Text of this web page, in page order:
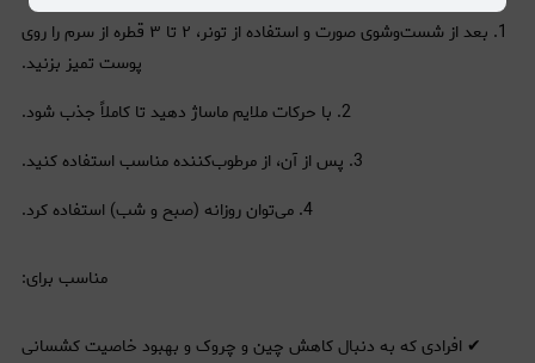
1. بعد از شست‌وشوی صورت و استفاده از تونر، ۲ تا ۳ قطره از سرم را روی
پوست تمیز بزنید.
2. با حرکات ملایم ماساژ دهید تا کاملاً جذب شود.
3. پس از آن، از مرطوب‌کننده مناسب استفاده کنید.
4. می‌توان روزانه (صبح و شب) استفاده کرد.
مناسب برای:
✔ افرادی که به دنبال کاهش چین و چروک و بهبود خاصیت کشسانی